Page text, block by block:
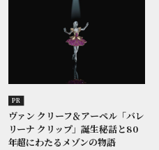
PR
ヴァン クリーフ＆アーペル「バレ
リーナ クリップ」誕生秘話と80
年超にわたるメゾンの物語